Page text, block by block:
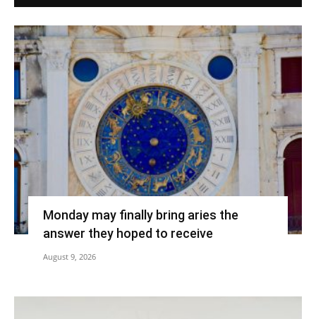
Monday may finally bring aries the
answer they hoped to receive
August 9, 2026